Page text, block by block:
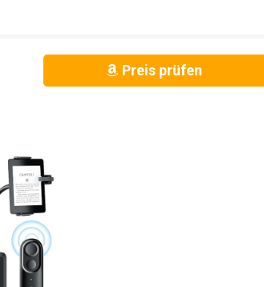
Preis prüfen